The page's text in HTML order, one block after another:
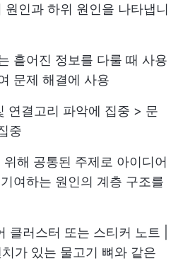
인과 하위 원인을 나타냅니
흩어진 정보를 다룰 때 사용
문제 해결에 사용
연결고리 파악에 집중 > 문
중
위해 공통된 주제로 아이디어
여하는 원인의 계층 구조를
클러스터 또는 스티커 노트 |
가 있는 물고기 뼈와 같은